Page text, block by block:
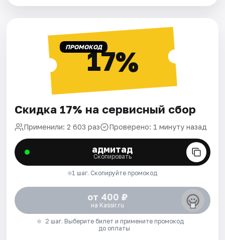
ПРОМОКОД17%
Скидка 17% на сервисный сбор
Применили: 2 603 раз Проверено: 1 минуту назад
адмитад
Скопировать
1 шаг. Скопируйте промокод
от 400 ₽
на Kassir.ru
2 шаг. Выберите билет и примените промокод
до оплаты